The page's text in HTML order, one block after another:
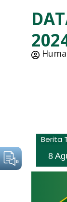
Berita
8
Rebinmas